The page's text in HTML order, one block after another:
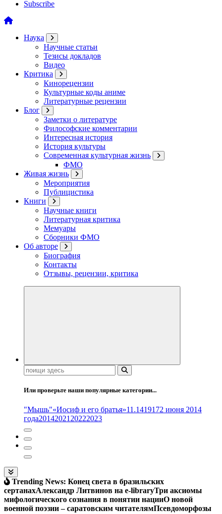
Subscribe
Наука
Научные статьи
Тезисы докладов
Видео
Критика
Кинорецензии
Культурные коды аниме
Литературные рецензии
Блог
Заметки о литературе
Философские комментарии
Интересная история
История культуры
Современная культурная жизнь
ФМО
Живая жизнь
Мероприятия
Публицистика
Книги
Научные книги
Литературная критика
Мемуары
Сборники ФМО
Об авторе
Биография
Контакты
Отзывы, рецензии, критика
Поиск:
Или проверьте наши популярные категории...
"Мышь"«Иосиф и его братья»11.1419172 июня 2014
года20142021 20222023
Trending News: Конец света в бразильских
сертанахАлександр Литвинов на e-libraryТри аксиомы
мифологического сознания в понятии нацииО новой
военной поэзии – саратовским читателямПсевдоморфозы